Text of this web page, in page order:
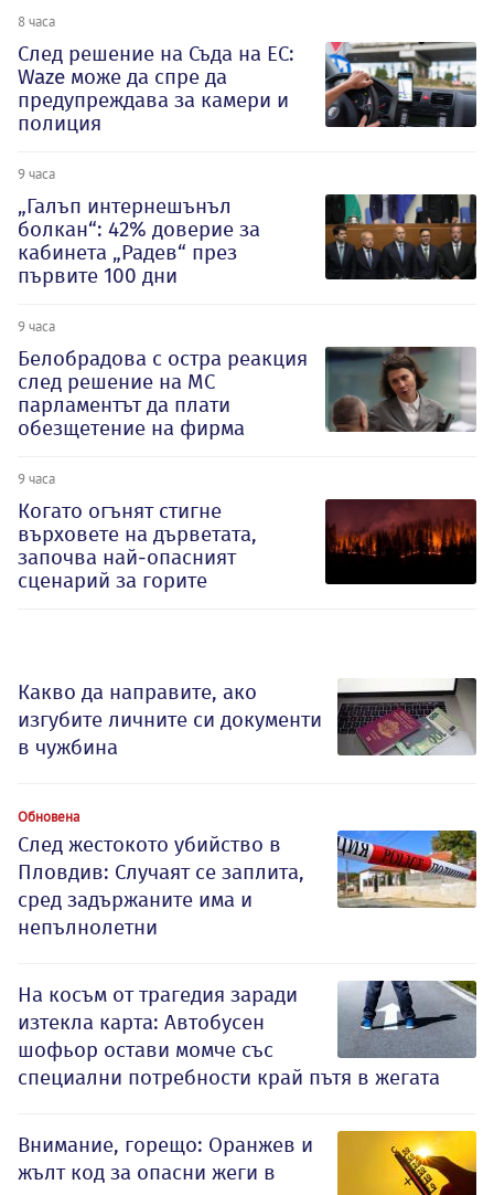
8 часа
След решение на Съда на ЕС:
Waze може да спре да
предупреждава за камери и
полиция
9 часа
„Галъп интернешънъл
болкан“: 42% доверие за
кабинета „Радев“ през
първите 100 дни
9 часа
Белобрадова с остра реакция
след решение на МС
парламентът да плати
обезщетение на фирма
9 часа
Когато огънят стигне
върховете на дърветата,
започва най-опасният
сценарий за горите
Какво да направите, ако
изгубите личните си документи
в чужбина
Обновена
След жестокото убийство в
Пловдив: Случаят се заплита,
сред задържаните има и
непълнолетни
На косъм от трагедия заради
изтекла карта: Автобусен
шофьор остави момче със
специални потребности край пътя в жегата
Внимание, горещо: Оранжев и
жълт код за опасни жеги в